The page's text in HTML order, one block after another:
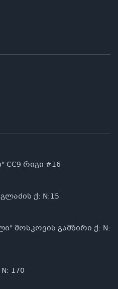
რიგი #16
ქ: N:15
მოსკოვის გამზირი ქ: N:
170